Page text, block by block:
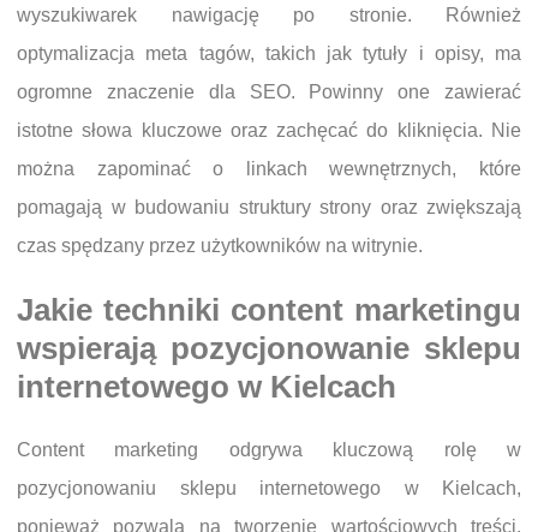
wyszukiwarek nawigację po stronie. Również
optymalizacja meta tagów, takich jak tytuły i opisy, ma
ogromne znaczenie dla SEO. Powinny one zawierać
istotne słowa kluczowe oraz zachęcać do kliknięcia. Nie
można zapominać o linkach wewnętrznych, które
pomagają w budowaniu struktury strony oraz zwiększają
czas spędzany przez użytkowników na witrynie.
Jakie techniki content marketingu
wspierają pozycjonowanie sklepu
internetowego w Kielcach
Content marketing odgrywa kluczową rolę w
pozycjonowaniu sklepu internetowego w Kielcach,
ponieważ pozwala na tworzenie wartościowych treści,